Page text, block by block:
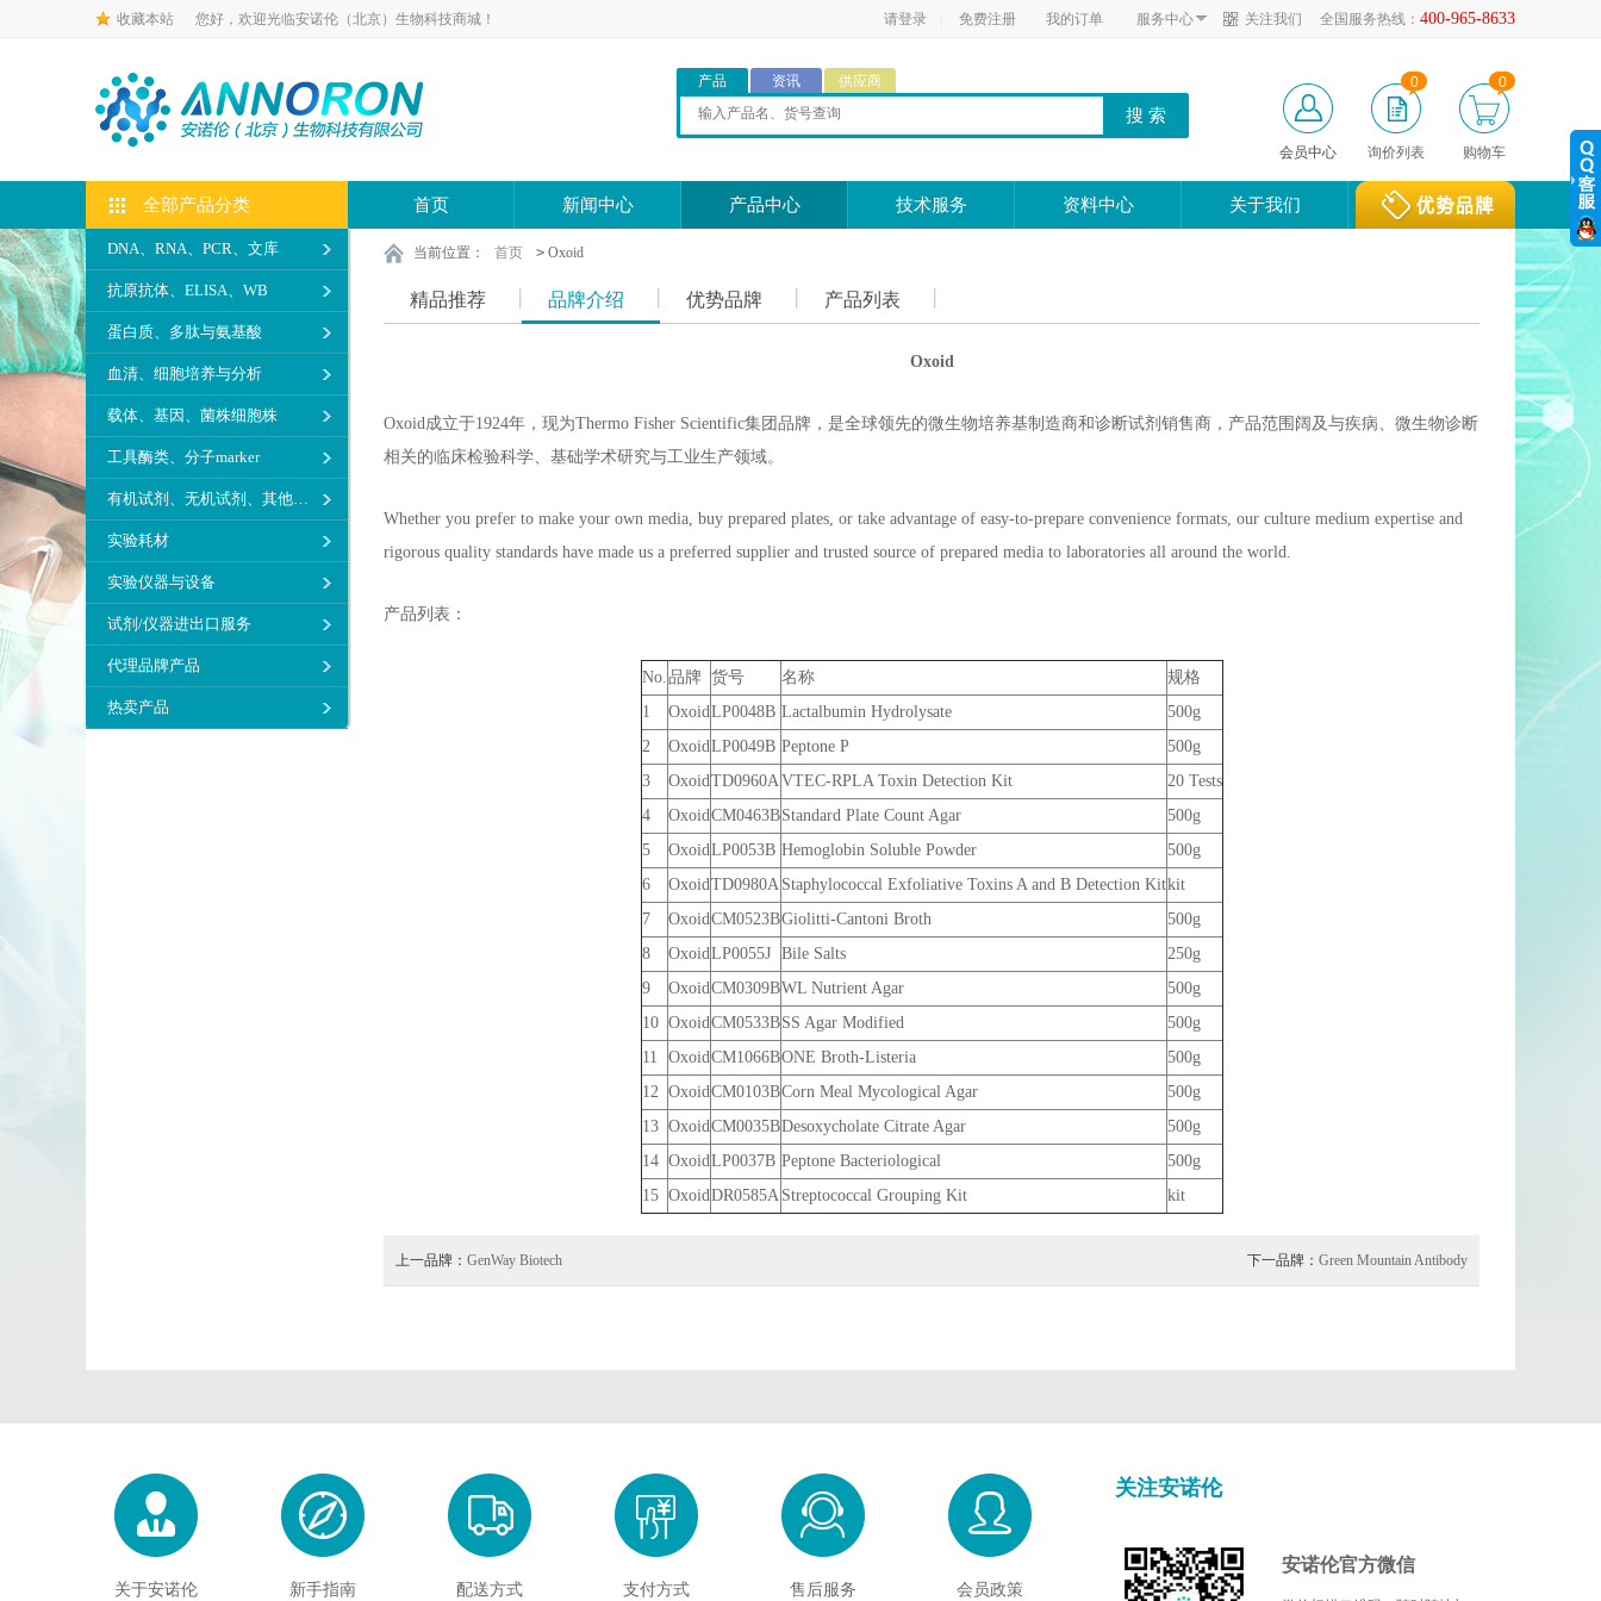
收藏本站 您好，欢迎光临安诺伦（北京）生物科技商城！ 全国服务热线： 400-965-8633
关注我们
服务中心
请登录 免费注册 我的订单
产品 资讯 供应商
会员中心 询价列表
0
购物车
0
全部产品分类
DNA、RNA、PCR、文库
抗原抗体、ELISA、WB
蛋白质、多肽与氨基酸
血清、细胞培养与分析
载体、基因、菌株细胞株
工具酶类、分子marker
有机试剂、无机试剂、其他生化试剂
实验耗材
实验仪器与设备
试剂/仪器进出口服务
代理品牌产品
热卖产品
首页 新闻中心 产品中心 技术服务 资料中心 关于我们
当前位置： 首页 > Oxoid
精品推荐 品牌介绍 优势品牌 产品列表
Oxoid
Oxoid成立于1924年，现为Thermo Fisher Scientific集团品牌，是全球领先的微生物培养基制造商和诊断试剂销售商，产品范围阔及与疾病、微生物诊断
相关的临床检验科学、基础学术研究与工业生产领域。
Whether you prefer to make your own media, buy prepared plates, or take advantage of easy-to-prepare convenience formats, our culture medium expertise and
rigorous quality standards have made us a preferred supplier and trusted source of prepared media to laboratories all around the world.
产品列表：
No.品牌 货号 名称
规格
1
OxoidLP0048B Lactalbumin Hydrolysate
500g
2
OxoidLP0049B Peptone P
500g
3
OxoidTD0960AVTEC-RPLA Toxin Detection Kit
20 Tests
4
OxoidCM0463BStandard Plate Count Agar
500g
5
OxoidLP0053B Hemoglobin Soluble Powder
500g
6
OxoidTD0980A Staphylococcal Exfoliative Toxins A and B Detection Kitkit
7
OxoidCM0523BGiolitti-Cantoni Broth
500g
8
OxoidLP0055J Bile Salts
250g
9
OxoidCM0309BWL Nutrient Agar
500g
10 OxoidCM0533BSS Agar Modified
500g
11
OxoidCM1066BONE Broth-Listeria
500g
12 OxoidCM0103BCorn Meal Mycological Agar
500g
13 OxoidCM0035BDesoxycholate Citrate Agar
500g
14 OxoidLP0037B Peptone Bacteriological
500g
15 OxoidDR0585A Streptococcal Grouping Kit kit
上一品牌： GenWay Biotech 下一品牌： Green Mountain Antibody
关于安诺伦 新手指南 配送方式 支付方式 售后服务 会员政策
关注安诺伦
安诺伦官方微信